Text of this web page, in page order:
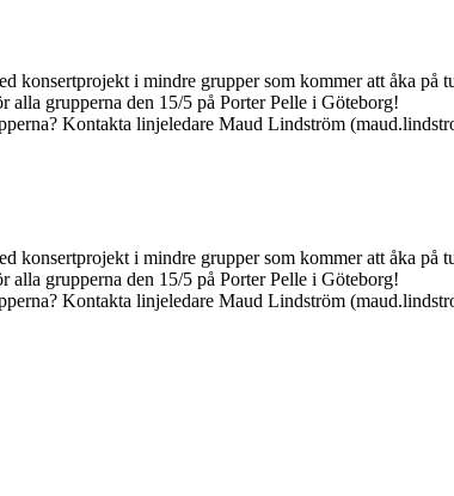
konsertprojekt i mindre grupper som kommer att åka
alla grupperna den 15/5 på Porter Pelle i Göteborg!
Kontakta linjeledare Maud Lindström
konsertprojekt i mindre grupper som kommer att åka
alla grupperna den 15/5 på Porter Pelle i Göteborg!
Kontakta linjeledare Maud Lindström